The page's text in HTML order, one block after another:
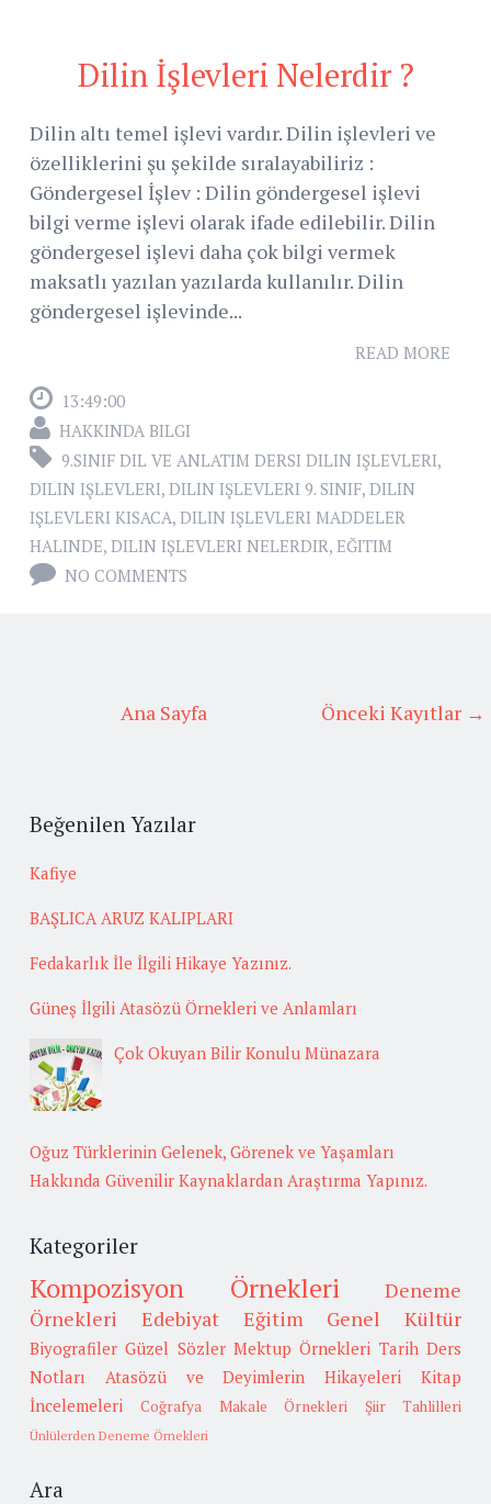
Dilin İşlevleri Nelerdir ?
Dilin altı temel işlevi vardır. Dilin işlevleri ve
özelliklerini şu şekilde sıralayabiliriz :
Göndergesel İşlev : Dilin göndergesel işlevi
bilgi verme işlevi olarak ifade edilebilir. Dilin
göndergesel işlevi daha çok bilgi vermek
maksatlı yazılan yazılarda kullanılır. Dilin
göndergesel işlevinde...
READ MORE
13:49:00
HAKKINDA BILGI
9.SINIF DIL VE ANLATIM DERSI DILIN IŞLEVLERI,
DILIN IŞLEVLERI, DILIN IŞLEVLERI 9. SINIF, DILIN
IŞLEVLERI KISACA, DILIN IŞLEVLERI MADDELER
HALINDE, DILIN IŞLEVLERI NELERDIR, EĞITIM
NO COMMENTS
Önceki Kayıtlar →
Ana Sayfa
Beğenilen Yazılar
Kafiye
BAŞLICA ARUZ KALIPLARI
Fedakarlık İle İlgili Hikaye Yazınız.
Güneş İlgili Atasözü Örnekleri ve Anlamları
Çok Okuyan Bilir Konulu Münazara
Oğuz Türklerinin Gelenek, Görenek ve Yaşamları
Hakkında Güvenilir Kaynaklardan Araştırma Yapınız.
Kategoriler
Kompozisyon Örnekleri
Deneme
Örnekleri
Edebiyat Eğitim Genel Kültür
Biyografiler Güzel Sözler Mektup Örnekleri Tarih Ders
Notları
Atasözü ve Deyimlerin Hikayeleri
Kitap
İncelemeleri
Coğrafya Makale Örnekleri Şiir Tahlilleri
Ünlülerden Deneme Örnekleri
Ara